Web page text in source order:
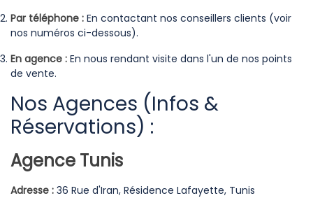
Par téléphone : En contactant nos conseillers clients (voir
nos numéros ci-dessous).
En agence : En nous rendant visite dans l'un de nos points
de vente.
Nos Agences (Infos &
Réservations) :
Agence Tunis
Adresse : 36 Rue d'Iran, Résidence Lafayette, Tunis